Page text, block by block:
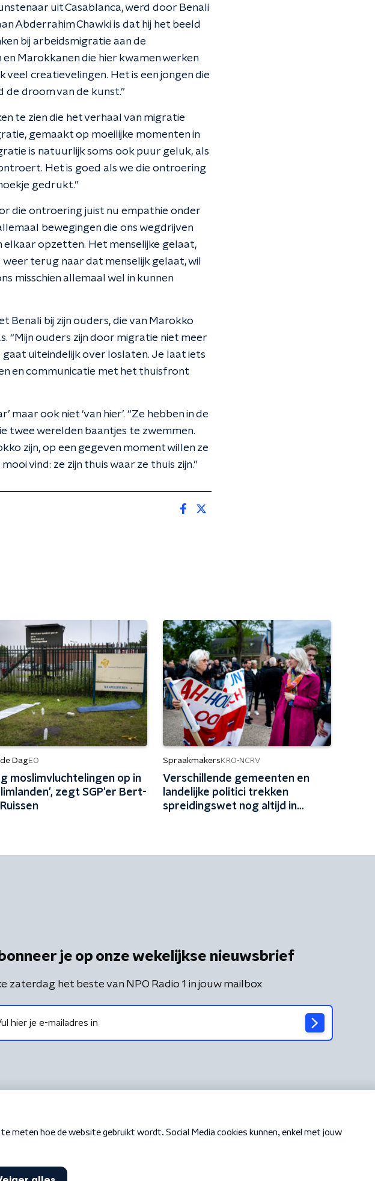
uit Casablanca, werd door Benali
Abderrahim Chawki is dat hij het beeld
bij arbeidsmigratie aan de
Marokkanen die hier kwamen werken
creatievelingen. Het is een jongen die
de droom van de kunst.”
te zien die het verhaal van migratie
gemaakt op moeilijke momenten in
is natuurlijk soms ook puur geluk, als
Het is goed als we die ontroering
gedrukt.”
die ontroering juist nu empathie onder
bewegingen die ons wegdrijven
elkaar opzetten. Het menselijke gelaat,
terug naar dat menselijk gelaat, wil
misschien allemaal wel in kunnen
Benali bij zijn ouders, die van Marokko
“Mijn ouders zijn door migratie niet meer
uiteindelijk over loslaten. Je laat iets
en communicatie met het thuisfront
maar ook niet ‘van hier’. “Ze hebben in de
twee werelden baantjes te zwemmen.
zijn, op een gegeven moment willen ze
vind: ze zijn thuis waar ze thuis zijn.”
DagEO
mos­lim­vluch­te­lin­gen op in
zegt SGP'er Bert-
Spraakmakers KRO-NCRV
Verschillende gemeenten en
landelijke politici trekken
spreidingswet nog altijd in
je op onze wekelijkse nieuwsbrief
zaterdag het beste van NPO Radio 1 in jouw mailbox